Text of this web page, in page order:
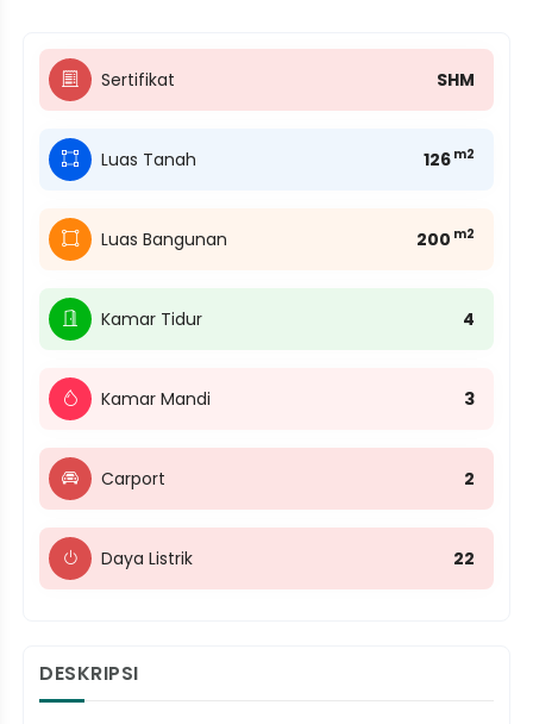
Sertifikat SHM
Luas Tanah 126 m2
Luas Bangunan 200 m2
Kamar Tidur 4
Kamar Mandi 3
Carport 2
Daya Listrik 22
DESKRIPSI